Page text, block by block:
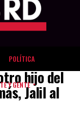
POLÍTICA
Y GENTEhijo del
Jalil al